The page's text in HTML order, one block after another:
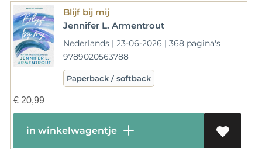
Blijf bij mij
Jennifer L. Armentrout
Nederlands | 23-06-2026 | 368 pagina's
9789020563788
Paperback / softback
€20,99
in winkelwagentje